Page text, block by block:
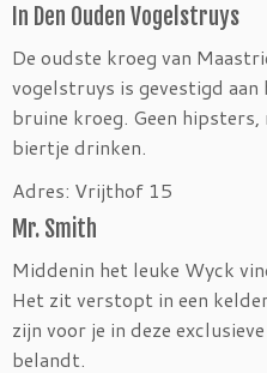
In Den Ouden Vogelstruys
De oudste kroeg van
vogelstruys is gevestigd
bruine kroeg. Geen
biertje drinken.
Adres: Vrijthof 15
Mr. Smith
Middenin het leuke Wyck
Het zit verstopt in een
zijn voor je in deze
belandt.